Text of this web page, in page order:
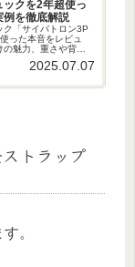
ックを2年超使っ
例を徹底解説
ク「サイバトロン3P
った本音をレビュ
魅力、重さや背負
キャンプを楽しみた
2025.07.07
トラップ
。